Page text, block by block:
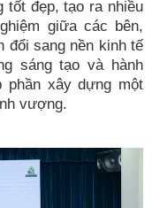
tốt đẹp, tạo ra nhiều
giữa các bên,
đổi sang nền kinh tế
sáng tạo và hành
xây dựng một
vượng.